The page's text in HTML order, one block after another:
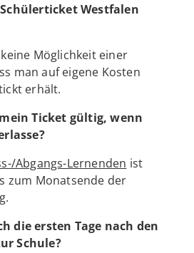
Westfalen
Möglichkeit einer
man auf eigene Kosten
erhält.
Ticket gültig, wenn
Abgangs-Lernenden ist
zum Monatsende der
die ersten Tage nach den
Schule?